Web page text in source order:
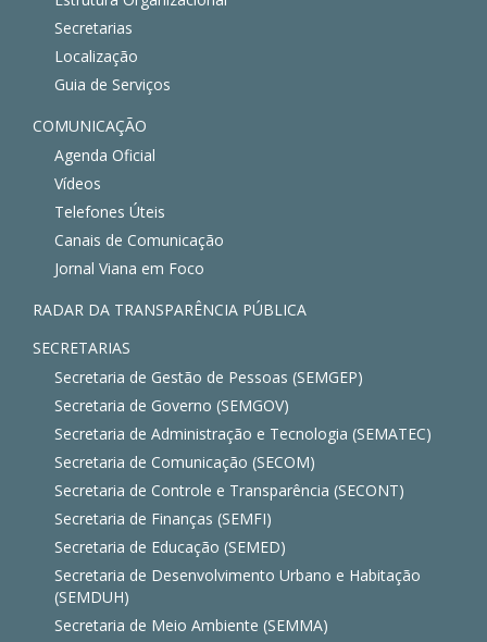
Secretarias
Localização
Guia de Serviços
COMUNICAÇÃO
Agenda Oficial
Vídeos
Telefones Úteis
Canais de Comunicação
Jornal Viana em Foco
RADAR DA TRANSPARÊNCIA PÚBLICA
SECRETARIAS
Secretaria de Gestão de Pessoas (SEMGEP)
Secretaria de Governo (SEMGOV)
Secretaria de Administração e Tecnologia (SEMATEC)
Secretaria de Comunicação (SECOM)
Secretaria de Controle e Transparência (SECONT)
Secretaria de Finanças (SEMFI)
Secretaria de Educação (SEMED)
Secretaria de Desenvolvimento Urbano e Habitação
(SEMDUH)
Secretaria de Meio Ambiente (SEMMA)